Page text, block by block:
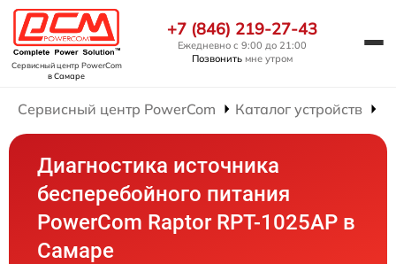
Сервисный центр PowerCom
в Самаре
+7 (846) 219-27-43
Ежедневно с 9:00 до 21:00
Позвонить мне утром
Сервисный центр PowerCom Каталог устройств
Диагностика источника
бесперебойного питания
PowerCom Raptor RPT-1025AP в
Самаре